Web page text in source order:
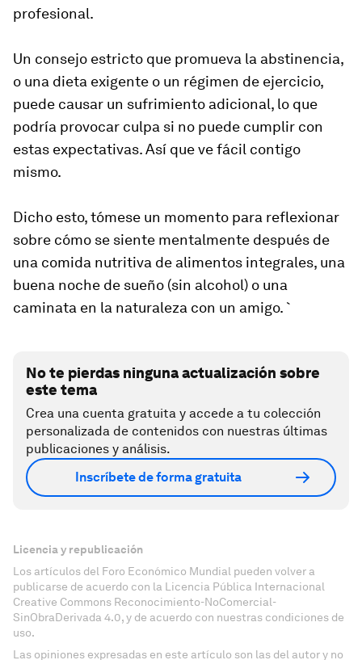
profesional.
Un consejo estricto que promueva la abstinencia,
o una dieta exigente o un régimen de ejercicio,
puede causar un sufrimiento adicional, lo que
podría provocar culpa si no puede cumplir con
estas expectativas. Así que ve fácil contigo
mismo.
Dicho esto, tómese un momento para reflexionar
sobre cómo se siente mentalmente después de
una comida nutritiva de alimentos integrales, una
buena noche de sueño (sin alcohol) o una
caminata en la naturaleza con un amigo. `
No te pierdas ninguna actualización sobre
este tema
Crea una cuenta gratuita y accede a tu colección
personalizada de contenidos con nuestras últimas
publicaciones y análisis.
Inscríbete de forma gratuita
Licencia y republicación
Los artículos del Foro Económico Mundial pueden volver a
publicarse de acuerdo con la Licencia Pública Internacional
Creative Commons Reconocimiento-NoComercial-
SinObraDerivada 4.0, y de acuerdo con nuestras condiciones de
uso.
Las opiniones expresadas en este artículo son las del autor y no